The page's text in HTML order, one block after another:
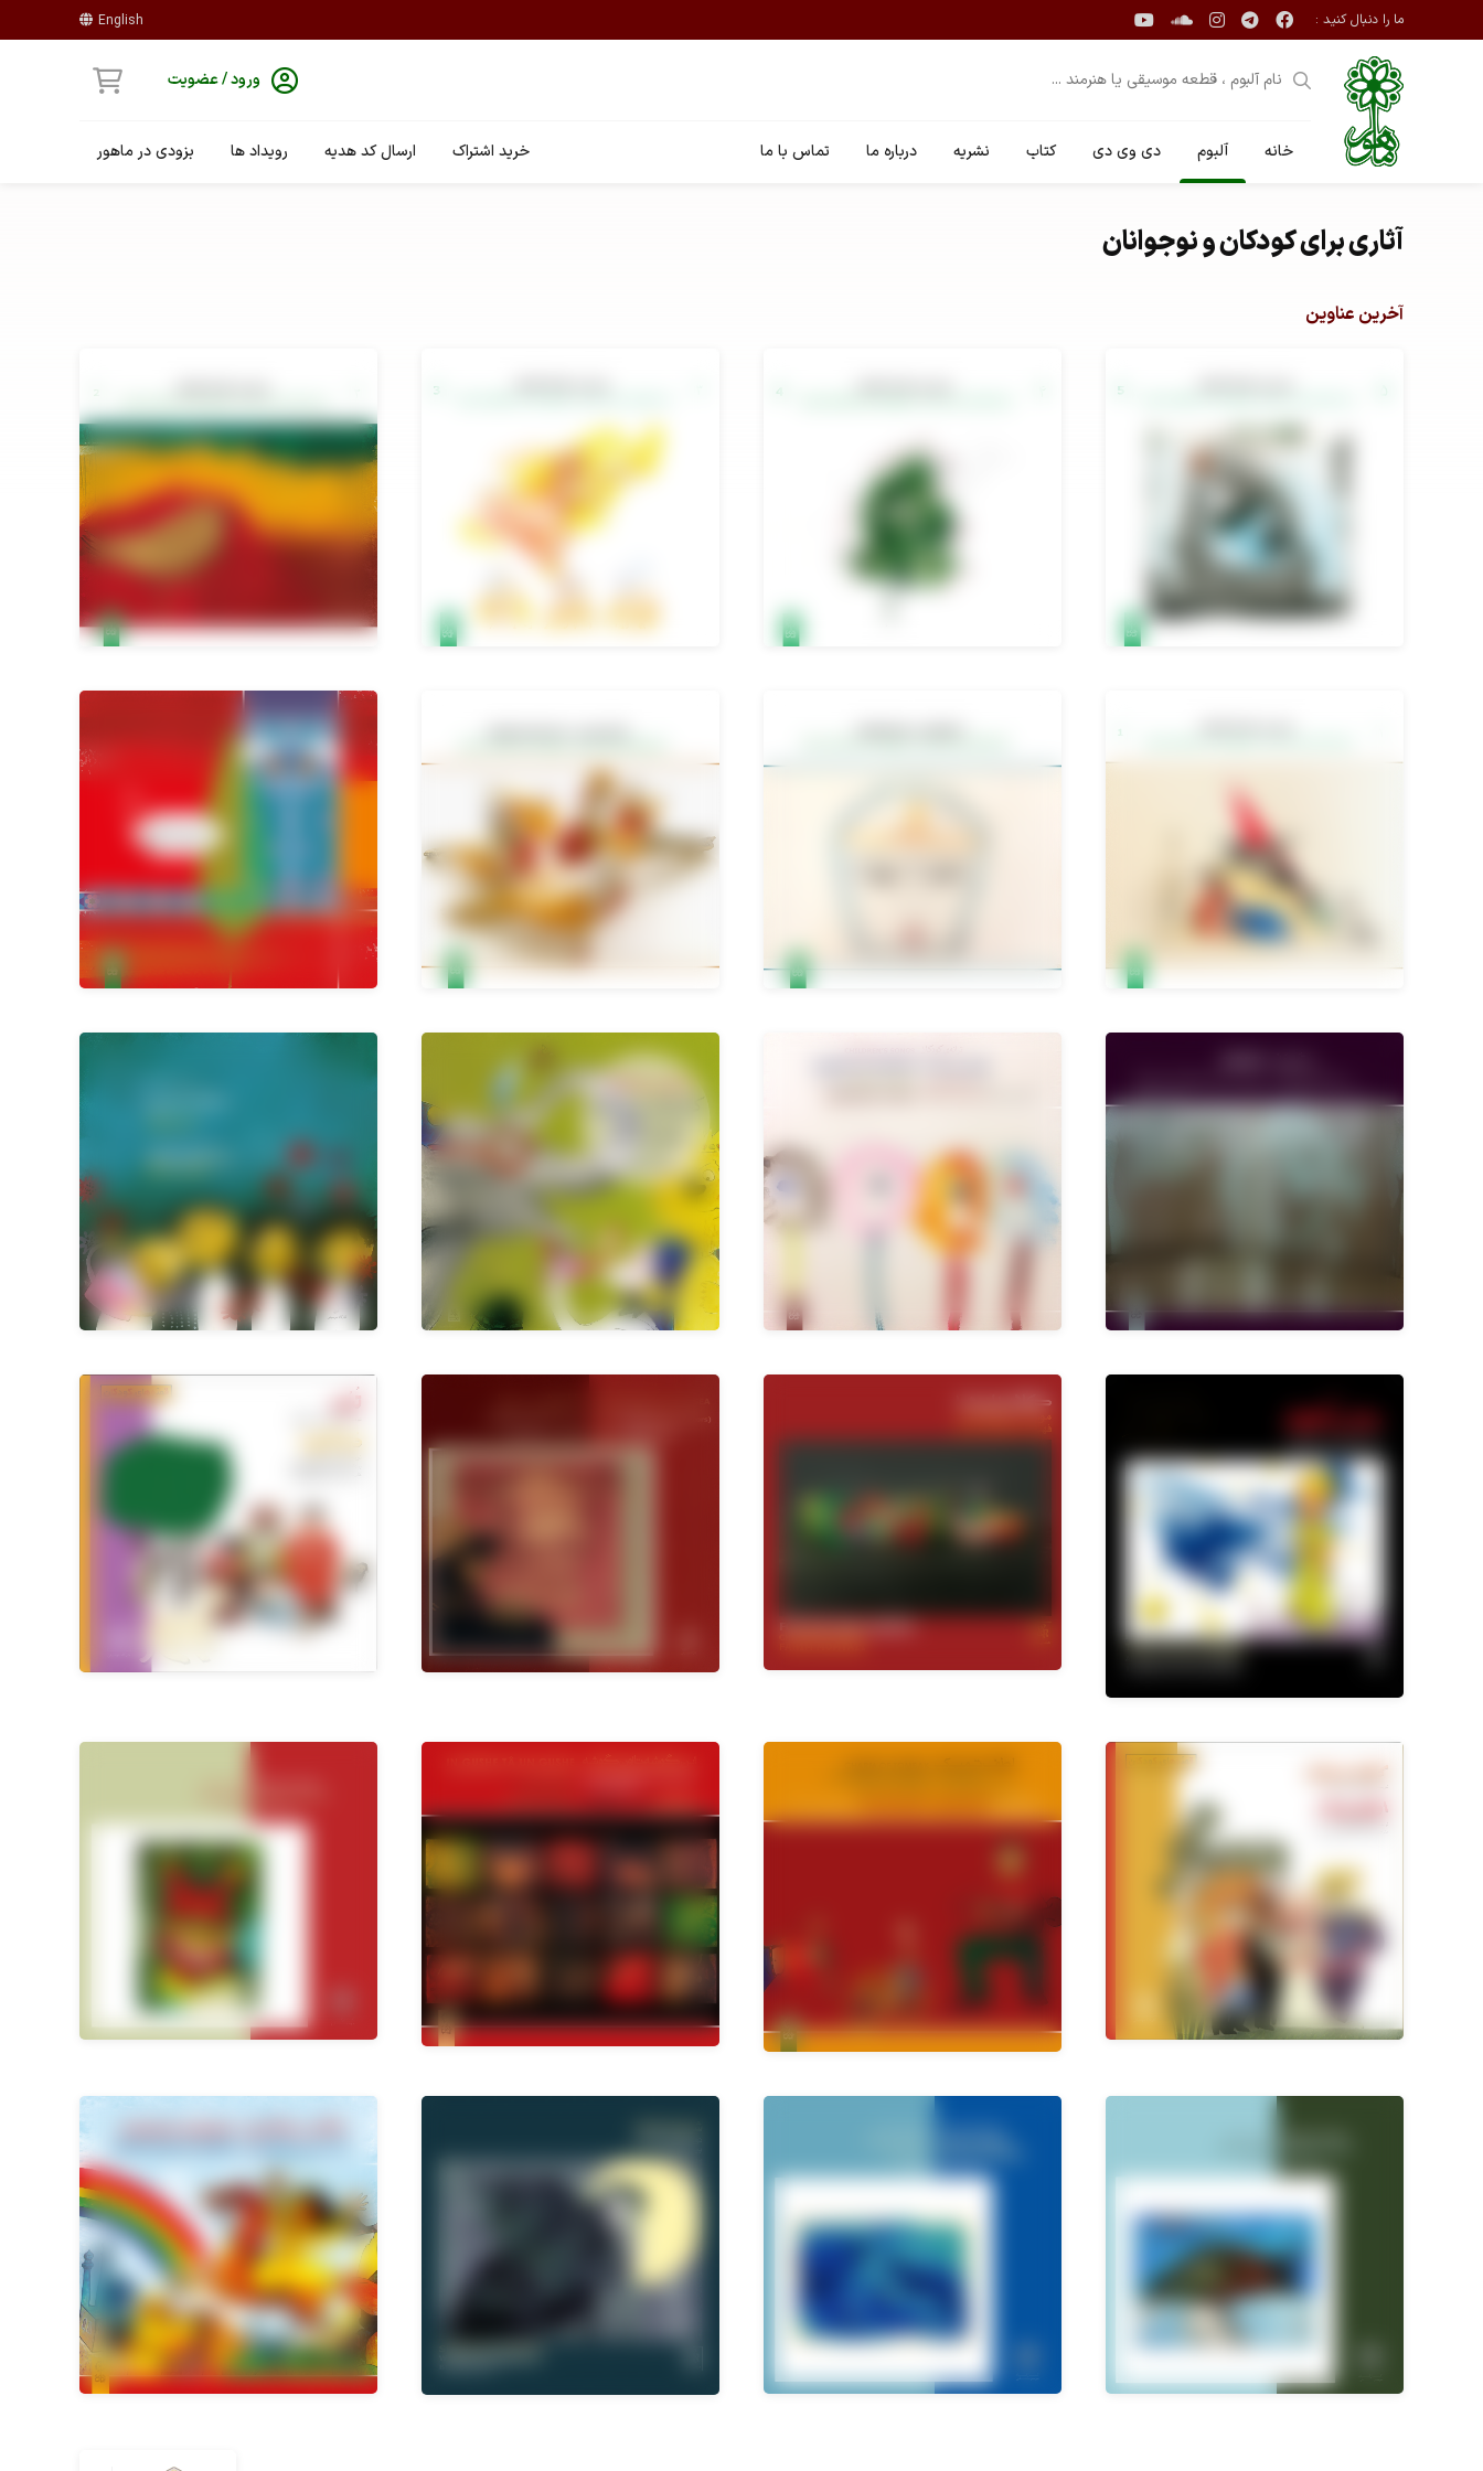
ما را دنبال کنید : English
ورود / عضویت
خانه آلبوم دی وی دی کتاب نشریه درباره ما تماس با ما خرید اشتراک ارسال کد هدیه رویداد ها بزودی در ماهور
آثاری برای کودکان و نوجوانان
آخرین عناوین